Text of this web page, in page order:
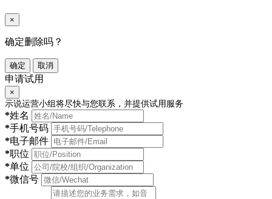
×
确定删除吗？
确定 取消
申请试用
×
示说运营小组将尽快与您联系，并提供试用服务
*姓名
*手机号码
*电子邮件
*职位
*单位
*微信号